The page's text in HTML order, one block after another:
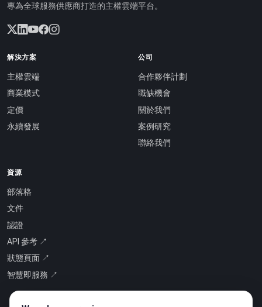
專為全球服務供應商打造的主權雲端平台。
解決方案
主權雲端
商業模式
定價
永續發展
公司
合作夥伴計劃
職缺機會
關於我們
案例研究
聯絡我們
資源
部落格
文件
認證
API 參考 ↗
狀態頁面 ↗
智慧即服務 ↗